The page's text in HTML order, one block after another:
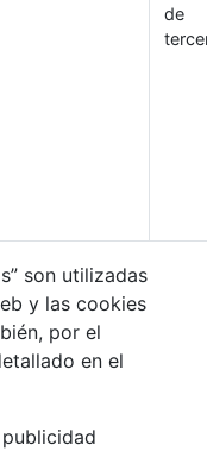
de
son utilizadas
y las cookies
por el
en el